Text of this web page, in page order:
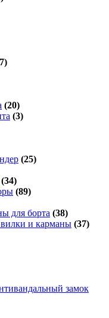
(20)
(3)
(25)
(34)
(89)
для борта (38)
вилки и карманы (37)
замок